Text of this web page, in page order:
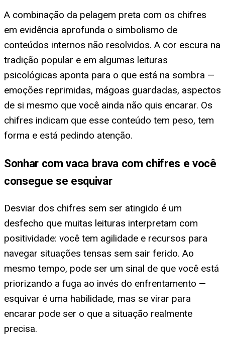
A combinação da pelagem preta com os chifres
em evidência aprofunda o simbolismo de
conteúdos internos não resolvidos. A cor escura na
tradição popular e em algumas leituras
psicológicas aponta para o que está na sombra —
emoções reprimidas, mágoas guardadas, aspectos
de si mesmo que você ainda não quis encarar. Os
chifres indicam que esse conteúdo tem peso, tem
forma e está pedindo atenção.
Sonhar com vaca brava com chifres e você
consegue se esquivar
Desviar dos chifres sem ser atingido é um
desfecho que muitas leituras interpretam com
positividade: você tem agilidade e recursos para
navegar situações tensas sem sair ferido. Ao
mesmo tempo, pode ser um sinal de que você está
priorizando a fuga ao invés do enfrentamento —
esquivar é uma habilidade, mas se virar para
encarar pode ser o que a situação realmente
precisa.